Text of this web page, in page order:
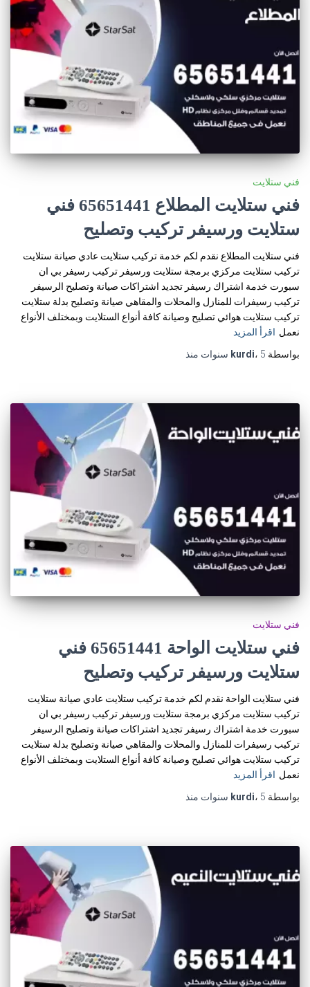
فني ستلايت
فني ستلايت المطلاع 65651441 فني
ستلايت ورسيفر تركيب وتصليح
فني ستلايت المطلاع نقدم لكم خدمة تركيب ستلايت عادي صيانة ستلايت
تركيب ستلايت مركزي برمجة ستلايت ورسيفر تركيب رسيفر بي ان
سبورت خدمة اشتراك رسيفر تجديد اشتراكات صيانة وتصليح الرسيفر
تركيب رسيفرات للمنازل والمحلات والمقاهي صيانة وتصليح بدلة ستلايت
تركيب ستلايت هوائي تصليح وصيانة كافة أنواع الستلايت وبمختلف الأنواع
نعمل اقرأ المزيد
بواسطة
kurdi، 5 سنوات منذ
فني ستلايت
فني ستلايت الواحة 65651441 فني
ستلايت ورسيفر تركيب وتصليح
فني ستلايت الواحة نقدم لكم خدمة تركيب ستلايت عادي صيانة ستلايت
تركيب ستلايت مركزي برمجة ستلايت ورسيفر تركيب رسيفر بي ان
سبورت خدمة اشتراك رسيفر تجديد اشتراكات صيانة وتصليح الرسيفر
تركيب رسيفرات للمنازل والمحلات والمقاهي صيانة وتصليح بدلة ستلايت
تركيب ستلايت هوائي تصليح وصيانة كافة أنواع الستلايت وبمختلف الأنواع
نعمل اقرأ المزيد
بواسطة
kurdi، 5 سنوات منذ